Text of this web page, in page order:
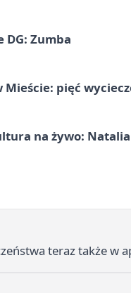
DG: Zumba
Mieście: pięć
na żywo:
teraz także w